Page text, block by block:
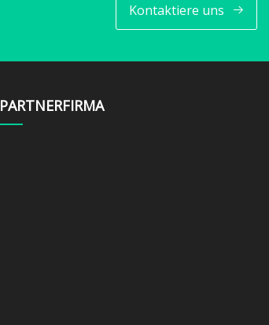
Kontaktiere uns
PARTNERFIRMA